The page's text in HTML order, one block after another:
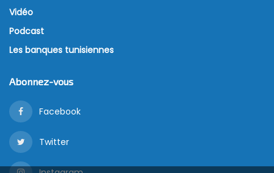
Vidéo
Podcast
Les banques tunisiennes
Abonnez-vous
Facebook
Twitter